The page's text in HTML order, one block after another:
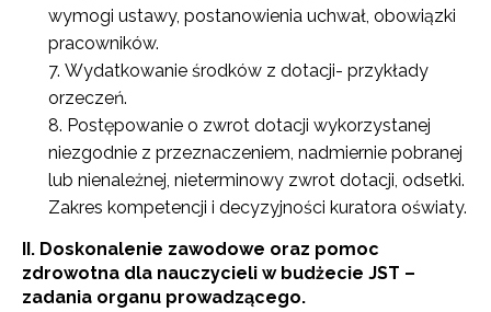
wymogi ustawy, postanowienia uchwał, obowiązki
pracowników.
Wydatkowanie środków z dotacji- przykłady
orzeczeń.
Postępowanie o zwrot dotacji wykorzystanej
niezgodnie z przeznaczeniem, nadmiernie pobranej
lub nienależnej, nieterminowy zwrot dotacji, odsetki.
Zakres kompetencji i decyzyjności kuratora oświaty.
II. Doskonalenie zawodowe oraz pomoc
zdrowotna dla nauczycieli w budżecie JST –
zadania organu prowadzącego.